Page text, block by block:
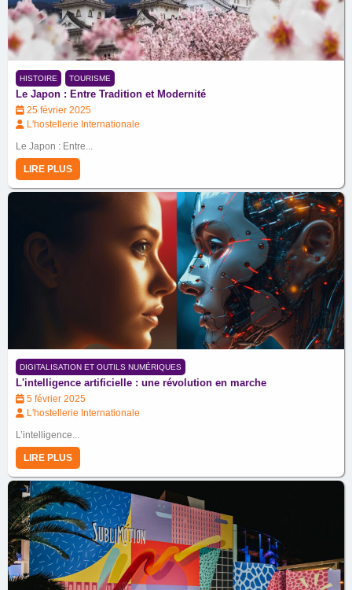
HISTOIRE TOURISME
Le Japon : Entre Tradition et Modernité
25 février 2025
L'hostellerie Internationale
Le Japon : Entre...
LIRE PLUS
DIGITALISATION ET OUTILS NUMÉRIQUES
L'intelligence artificielle : une révolution en marche
5 février 2025
L'hostellerie Internationale
L’intelligence...
LIRE PLUS